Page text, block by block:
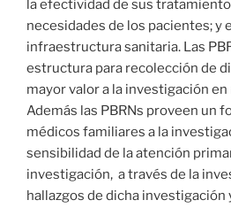
la efectividad de sus
necesidades de los pacientes; y
infraestructura sanitaria. Las
estructura para recolección de
mayor valor a la investigación
Además las PBRNs proveen un
médicos familiares a la
sensibilidad de la atención
investigación, a través de la
hallazgos de dicha investigación